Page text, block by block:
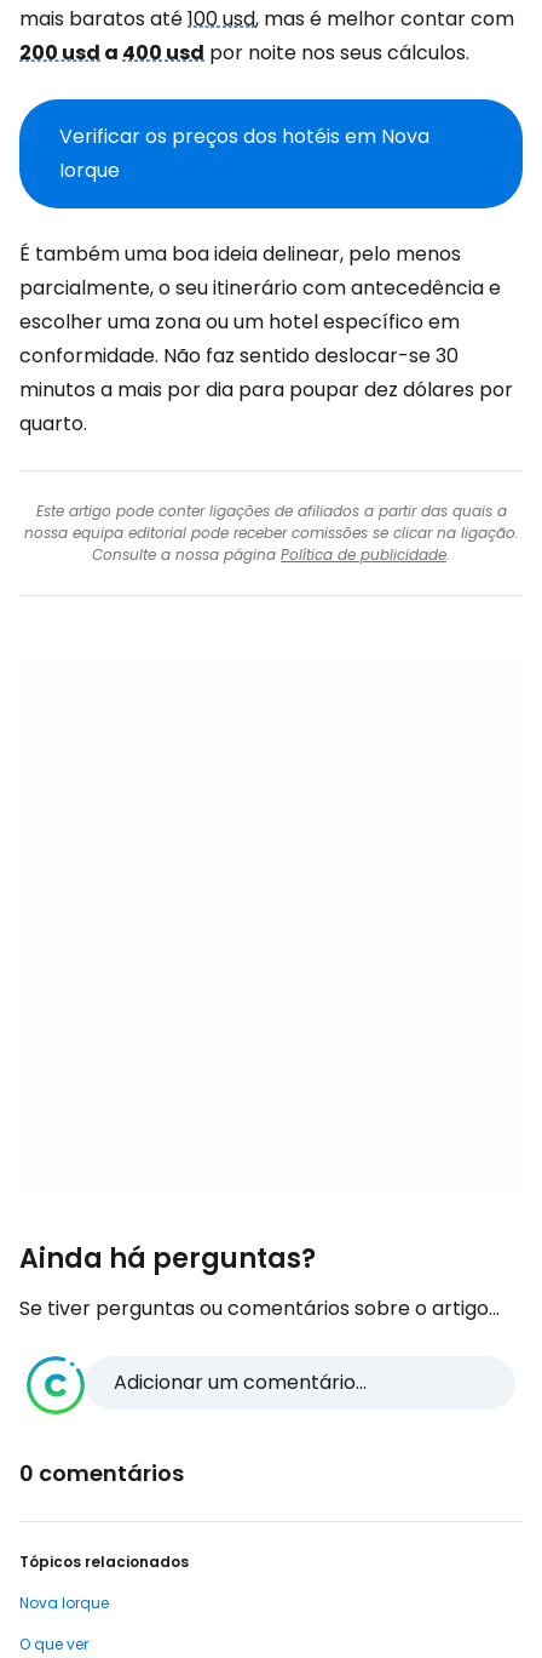
mais baratos até100 usd, mas é melhor contar com
200 usda400 usd por noite nos seus cálculos.
Verificar os preços dos hotéis em Nova
Iorque
É também uma boa ideia delinear, pelo menos
parcialmente, o seu itinerário com antecedência e
escolher uma zona ou um hotel específico em
conformidade. Não faz sentido deslocar-se 30
minutos a mais por dia para poupar dez dólares por
quarto.
Este artigo pode conter ligações de afiliados a partir das quais a
nossa equipa editorial pode receber comissões se clicar na ligação.
Consulte a nossa página Política de publicidade.
Ainda há perguntas?
Se tiver perguntas ou comentários sobre o artigo...
Adicionar um comentário...
0 comentários
Tópicos relacionados
Nova Iorque
O que ver